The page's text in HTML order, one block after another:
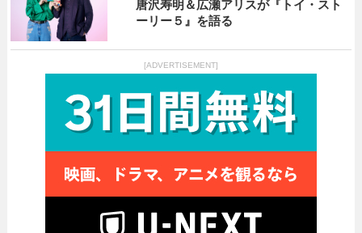
唐沢寿明＆広瀬アリスが『トイ・スト
ーリー５』を語る
[ADVERTISEMENT]